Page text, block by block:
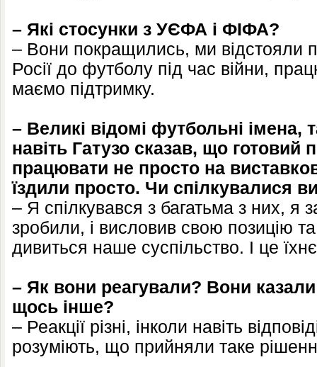
– Які стосунки з УЄФА і ФІФА?
– Вони покращились, ми відстояли
Росії до футболу під час війни,
маємо підтримку.
– Великі відомі футбольні імена,
навіть Гатузо сказав, що готовий
працювати не просто на
їздили просто. Чи спілкувалися
– Я спілкувався з багатьма з них, я
зробили, і висловив свою позицію
дивиться наше суспільство. І це
– Як вони реагували? Вони
щось інше?
– Реакції різні, інколи навіть
розуміють, що прийняли таке